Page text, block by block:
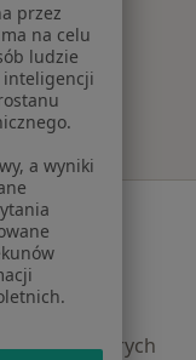
leczone
których
przez
na celu
ludzie
inteligencji
a wyniki